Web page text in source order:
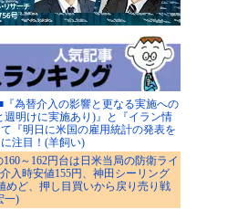
『為替介入の影響と更なる実施への
週明けに実施あり)』と『イラン情
『明日に米国の雇用統計の発表を
注目！(羊飼い)
～162円台は日米当局の防衛ライ
入時安値155円、神田シーリング
めど、押し目買いから戻り売り戦
一)